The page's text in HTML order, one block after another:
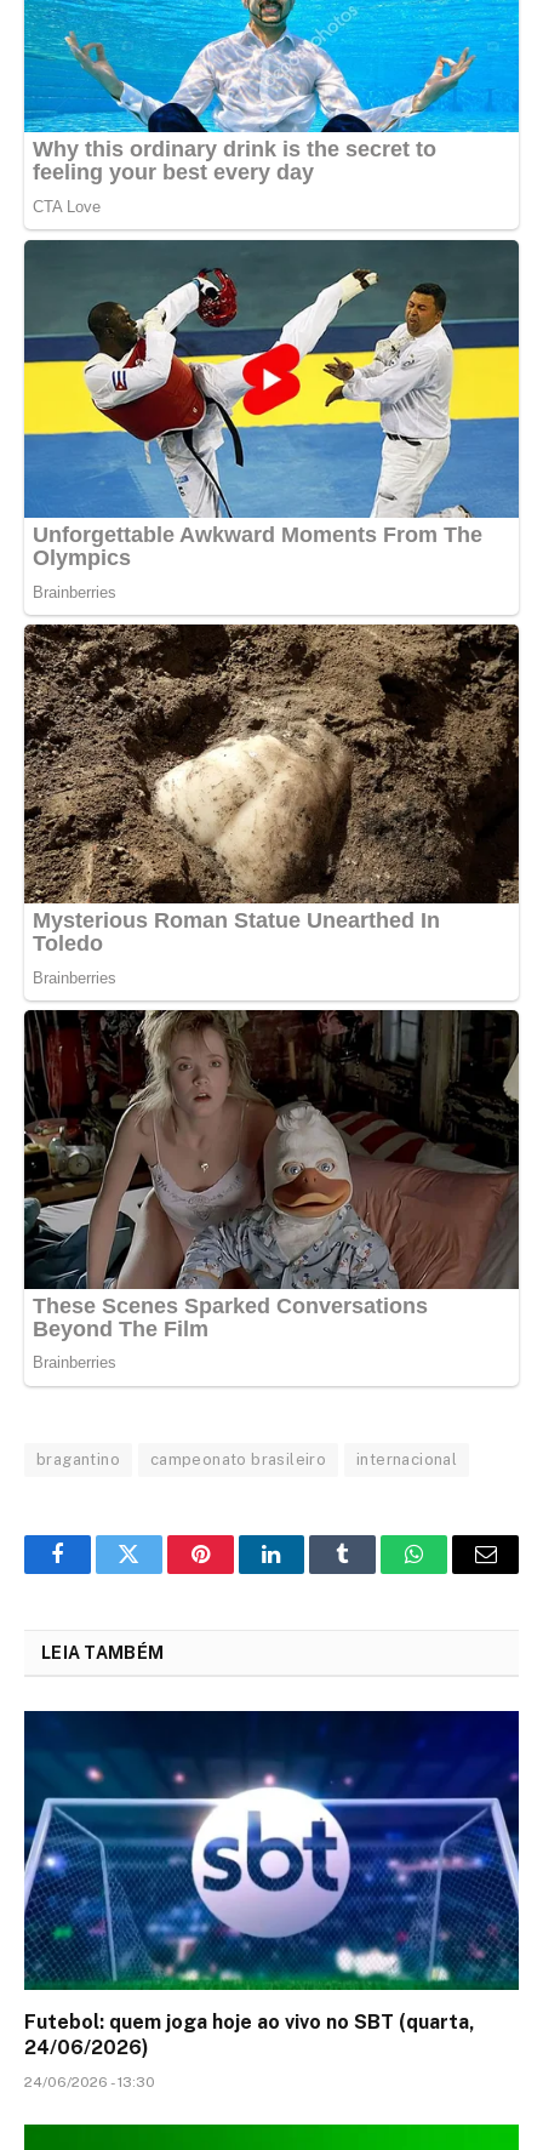
bragantino campeonato brasileiro internacional
FacebookTwitter PinterestLinkedInTumblr WhatsAppEmail
LEIA TAMBÉM
Futebol: quem joga hoje ao vivo no SBT (quarta,
24/06/2026)
24/06/2026 - 13:30